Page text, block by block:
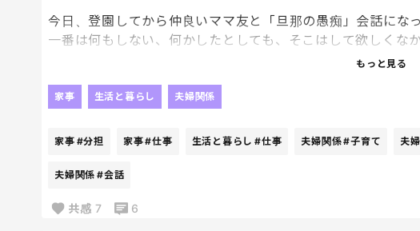
今日、登園してから仲良いママ友と「旦那の愚痴」会話になっ
一番は何もしない、何かしたとしても、そこはして欲しくなか
でも、きっと心の中では「もっと子育てを手伝ってくれ」と
割分担がしっかりできてもう本当に100点。
現実はさっき言ったように「もっと子育てを手伝ってくれ」
その気持ち分かる。私もそうだから。
もっと見る
家事 生活と暮らし 夫婦関係
家事 #分担 家事#仕事 生活と暮らし #仕事 夫婦関係#子育て 夫
夫婦関係 #会話
共感 7 6